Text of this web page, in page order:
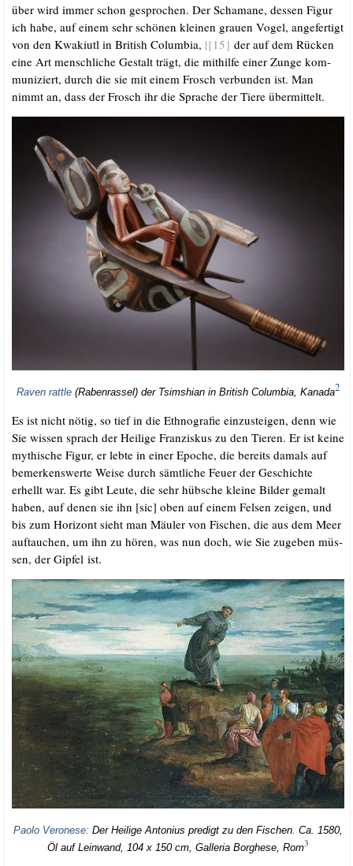
über wird immer schon gespro­chen. Der Scha­ma­ne, des­sen Figur
ich habe, auf einem sehr schö­nen klei­nen grau­en Vogel, ange­fer­tigt
von den Kwa­ki­utl in Bri­tish Colum­bia, |{15} der auf dem Rücken
eine Art mensch­li­che Gestalt trägt, die mit­hil­fe einer Zun­ge kom­
mu­ni­ziert, durch die sie mit einem Frosch ver­bun­den ist. Man
nimmt an, dass der Frosch ihr die Spra­che der Tie­re übermittelt.
Raven ratt­le (Raben­ras­sel) der Tsims­hi­an in Bri­tish Colum­bia, Kana­da2
Es ist nicht nötig, so tief in die Eth­no­gra­fie ein­zu­stei­gen, denn wie
Sie wis­sen sprach der Hei­li­ge Fran­zis­kus zu den Tie­ren. Er ist kei­ne
mythi­sche Figur, er leb­te in einer Epo­che, die bereits damals auf
bemer­kens­wer­te Wei­se durch sämt­li­che Feu­er der Geschich­te
erhellt war. Es gibt Leu­te, die sehr hüb­sche klei­ne Bil­der gemalt
haben, auf denen sie ihn [sic] oben auf einem Fel­sen zei­gen, und
bis zum Hori­zont sieht man Mäu­ler von Fischen, die aus dem Meer
auf­tau­chen, um ihn zu hören, was nun doch, wie Sie zuge­ben müs­
sen, der Gip­fel ist.
Pao­lo Vero­ne­se: Der Hei­li­ge Anto­ni­us pre­digt zu den Fischen. Ca. 1580,
Öl auf Lein­wand, 104 x 150 cm, Gal­le­ria Borg­he­se, Rom3